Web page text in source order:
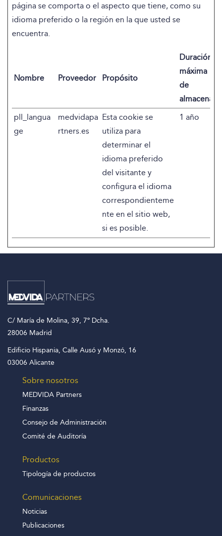
página se comporta o el aspecto que tiene, como su
idioma preferido o la región en la que usted se
encuentra.
Nombre Proveedor Propósito
Duración
máxima
de
pll_langua
ge
medvidapa
rtners.es
Esta cookie se
utiliza para
determinar el
idioma preferido
del visitante y
configura el idioma
correspondienteme
nte en el sitio web,
si es posible.
1 año
C/ María de Molina, 39, 7º Dcha.
28006 Madrid
Edificio Hispania, Calle Ausó y Monzó, 16
03006 Alicante
Sobre nosotros
MEDVIDA Partners
Finanzas
Consejo de Administración
Comité de Auditoría
Productos
Tipología de productos
Comunicaciones
Noticias
Publicaciones